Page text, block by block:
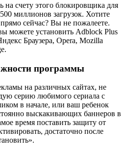
на счету этого блокировщика для
миллионов загрузок. Хотите
сейчас? Вы не пожалеете.
можете установить Adblock Plus
Браузера, Opera, Mozilla
программы
на различных сайтах, не
серию любимого сериала с
в начале, или ваш ребенок
выскакивающих баннеров в
время поставить защиту от
достаточно после